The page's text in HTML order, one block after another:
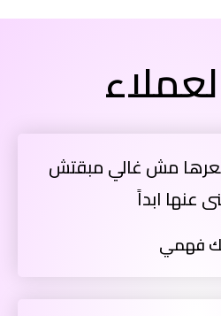
مش غالي مبقتش
عنها ابداً
فهمي